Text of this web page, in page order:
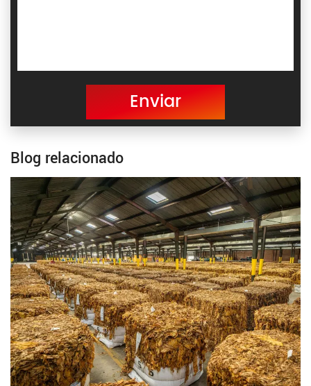
Enviar
Blog relacionado